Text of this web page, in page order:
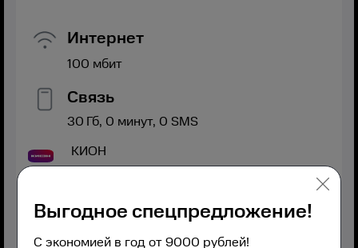
Интернет
100 мбит
Связь
30 Гб, 0 минут, 0 SMS
КИОН
Выгодное спецпредложение!
С экономией в год от 9000 рублей!